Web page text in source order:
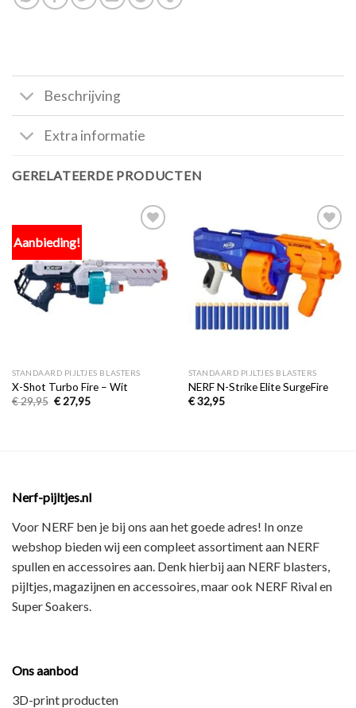
Beschrijving
Extra informatie
GERELATEERDE PRODUCTEN
Aanbieding!
verlanglijst
STANDAARD PIJLTJES BLASTERS
X-Shot Turbo Fire – Wit
€29,95 €27,95
Toevoegen
aan
verlanglijst
STANDAARD PIJLTJES BLASTERS
NERF N-Strike Elite SurgeFire
€32,95
Nerf-pijltjes.nl
Voor NERF ben je bij ons aan het goede adres! In onze
webshop bieden wij eencompleet assortimentaan NERF
spullen en accessoires aan. Denk hierbij aan NERF blasters,
pijltjes, magazijnen en accessoires, maar ook NERF Rival en
Super Soakers.
Ons aanbod
3D-print producten